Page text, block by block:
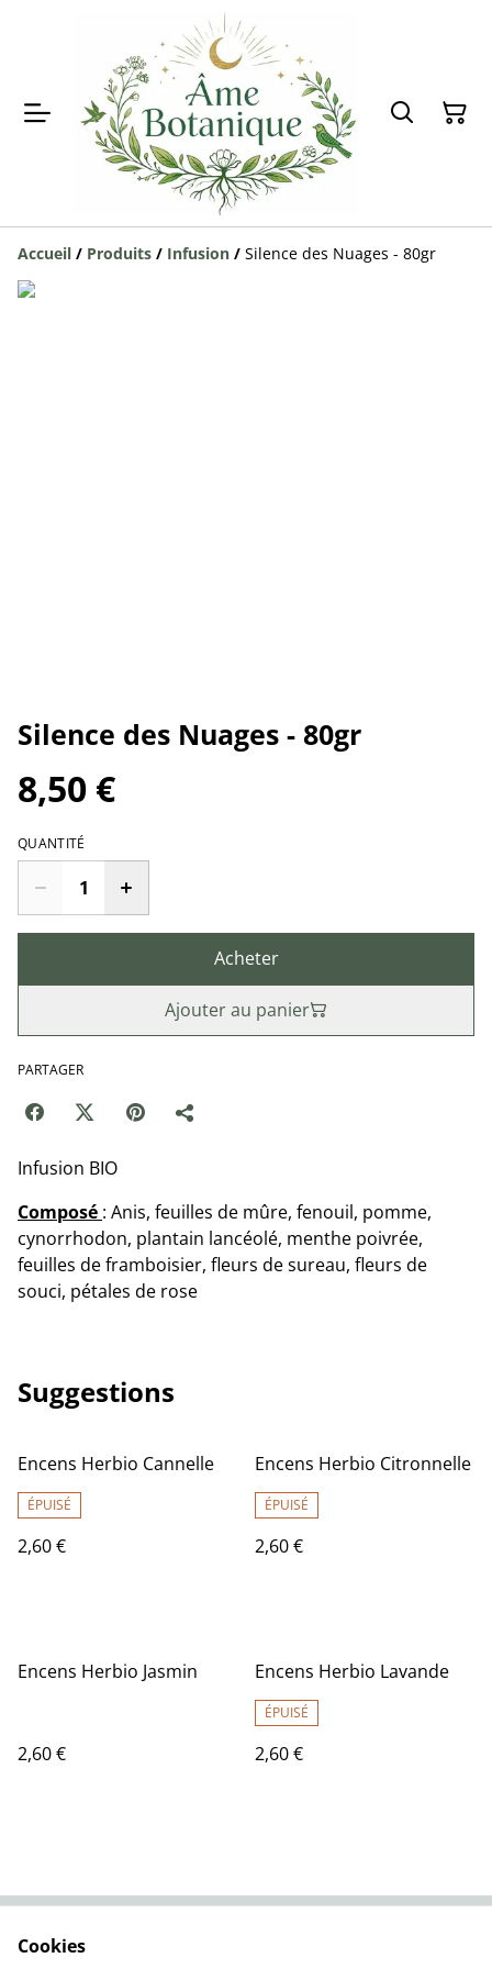
Accueil / Produits / Infusion / Silence des Nuages - 80gr
Silence des Nuages - 80gr
8,50 €
QUANTITÉ
Acheter
Ajouter au panier
PARTAGER
Infusion BIO
Composé : Anis, feuilles de mûre, fenouil, pomme,
cynorrhodon, plantain lancéolé, menthe poivrée,
feuilles de framboisier, fleurs de sureau, fleurs de
souci, pétales de rose
Suggestions
Encens Herbio Cannelle
ÉPUISÉ
2,60 €
Encens Herbio Citronnelle
ÉPUISÉ
2,60 €
Encens Herbio Jasmin
2,60 €
Encens Herbio Lavande
ÉPUISÉ
2,60 €
Cookies